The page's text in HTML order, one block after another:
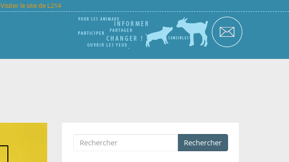
Visiter le site de L214
Formulaire de recherche
Rechercher